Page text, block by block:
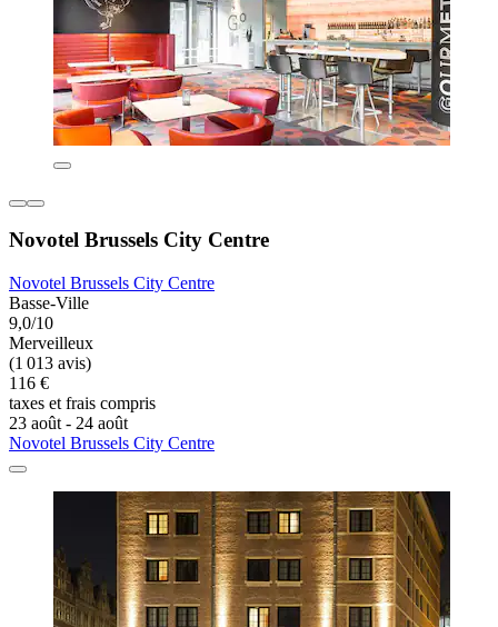
Novotel Brussels City Centre
Novotel Brussels City Centre
Basse-Ville
9,0/10
Merveilleux
(1 013 avis)
116 €
taxes et frais compris
23 août - 24 août
Novotel Brussels City Centre